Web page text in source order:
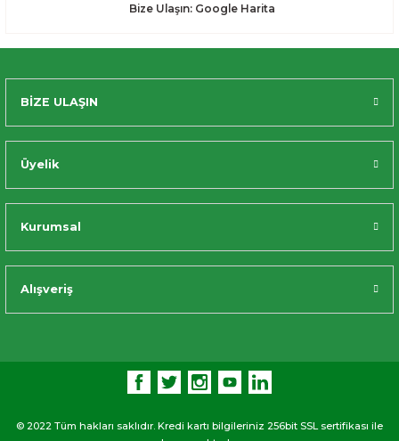
Bize Ulaşın: Google Harita
BİZE ULAŞIN
Üyelik
Kurumsal
Alışveriş
© 2022 Tüm hakları saklıdır. Kredi kartı bilgileriniz 256bit SSL sertifikası ile